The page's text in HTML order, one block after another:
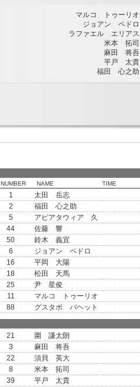
マルコ トゥーリオ
ジョアン ペドロ
ラファエル エリアス
米本 拓司
麻田 将吾
平戸 太貴
福田 心之助
NUMBER NAME TIME
1
太田 岳志
2
福田 心之助
5
アピアタウィア 久
44
佐藤 響
50
鈴木 義宜
6
ジョアン ペドロ
16
平岡 大陽
18
松田 天馬
25
尹 星俊
11
マルコ トゥーリオ
88 グスタボ バヘット
21
圍 謙太朗
3
麻田 将吾
22
須貝 英大
8
米本 拓司
39
平戸 太貴